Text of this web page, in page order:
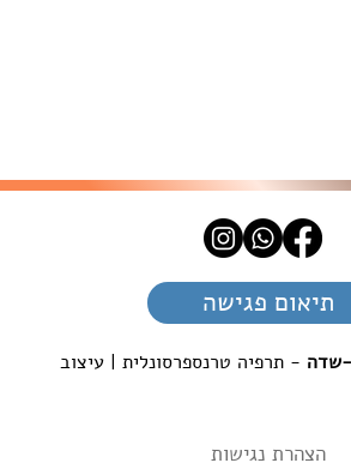
תיאום פגישה
הצהרת נגישות
שדה - תרפיה טרנספרסונלית | עיצוב